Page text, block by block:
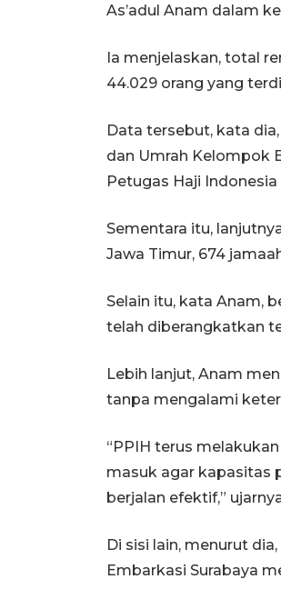
As’adul Anam dalam
Ia menjelaskan, total
44.029 orang yang
Data tersebut, kata
dan Umrah Kelompok
Petugas Haji
Sementara itu,
Jawa Timur, 674
Selain itu, kata Anam,
telah diberangkatkan
Lebih lanjut, Anam
tanpa mengalami
“PPIH terus
masuk agar kapasitas
berjalan efektif,”
Di sisi lain, menurut
Embarkasi Surabaya